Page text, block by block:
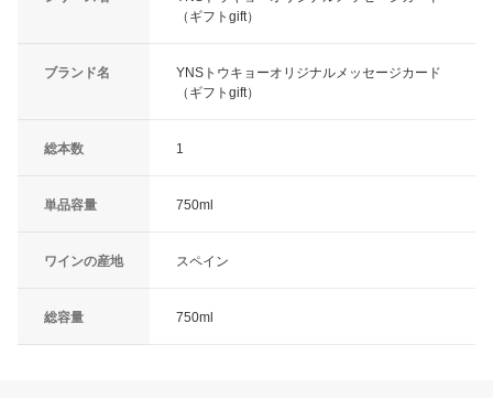
（ギフトgift）
ブランド名
YNSトウキョーオリジナルメッセージカード
（ギフトgift）
総本数 1
単品容量 750ml
ワインの産地 スペイン
総容量 750ml